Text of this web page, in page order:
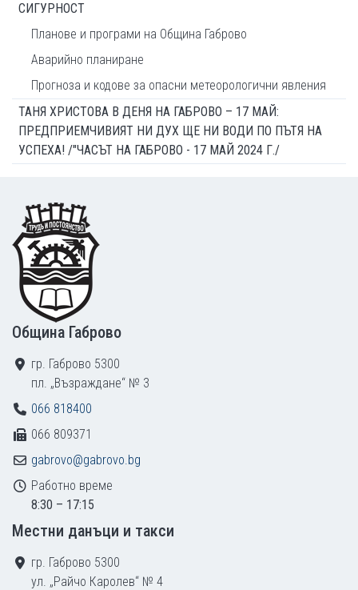
СИГУРНОСТ
Планове и програми на Община Габрово
Аварийно планиране
Прогноза и кодове за опасни метеорологични явления
ТАНЯ ХРИСТОВА В ДЕНЯ НА ГАБРОВО – 17 МАЙ:
ПРЕДПРИЕМЧИВИЯТ НИ ДУХ ЩЕ НИ ВОДИ ПО ПЪТЯ НА
УСПЕХА! /"ЧАСЪТ НА ГАБРОВО - 17 МАЙ 2024 Г./
Footer
Община Габрово
гр. Габрово 5300
пл. „Възраждане“ № 3
066 818400
066 809371
gabrovo@gabrovo.bg
Работно време
8:30 – 17:15
Местни данъци и такси
гр. Габрово 5300
ул. „Райчо Каролев“ № 4